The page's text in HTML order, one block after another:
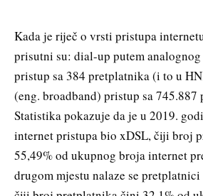
Kada je riječ o vrsti pristupa
prisutni su: dial-up putem
pristup sa 384 pretplatnika (i to u
(eng. broadband) pristup sa 745.887
Statistika pokazuje da je u 2019.
internet pristupa bio xDSL, čiji broj
55,49% od ukupnog broja internet
drugom mjestu nalaze se